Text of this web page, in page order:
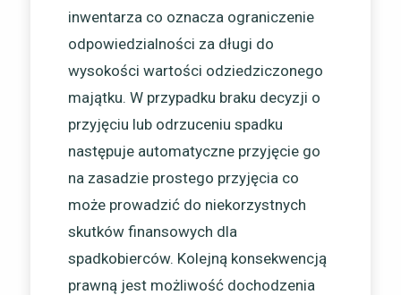
inwentarza co oznacza ograniczenie
odpowiedzialności za długi do
wysokości wartości odziedziczonego
majątku. W przypadku braku decyzji o
przyjęciu lub odrzuceniu spadku
następuje automatyczne przyjęcie go
na zasadzie prostego przyjęcia co
może prowadzić do niekorzystnych
skutków finansowych dla
spadkobierców. Kolejną konsekwencją
prawną jest możliwość dochodzenia